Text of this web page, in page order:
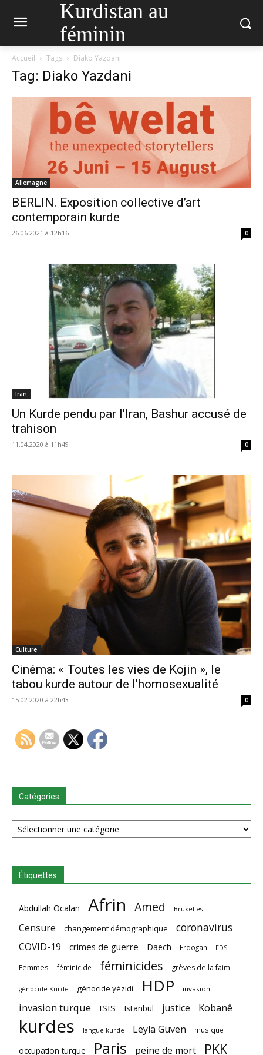
Kurdistan au
féminin
Accueil Tags Diako Yazdani
Tag: Diako Yazdani
Allemagne
BERLIN. Exposition collective d’art
contemporain kurde
26.06.2021 à 12h16 0
Iran
Un Kurde pendu par l’Iran, Bashur accusé de
trahison
11.04.2020 à 11h49 0
Culture
Cinéma: « Toutes les vies de Kojin », le
tabou kurde autour de l’homosexualité
15.02.2020 à 22h43 0
Catégories
Catégories
Étiquettes
Abdullah Ocalan Afrin Amed Bruxelles
Censure changement démographique coronavirus
COVID-19 crimes de guerre Daech Erdogan FDS
Femmes féminicide féminicides grèves de la faim
génocide Kurde génocide yézidi HDP invasion
invasion turque ISIS Istanbul justice Kobanê
kurdes langue kurde Leyla Güven musique
occupation turque Paris peine de mort PKK